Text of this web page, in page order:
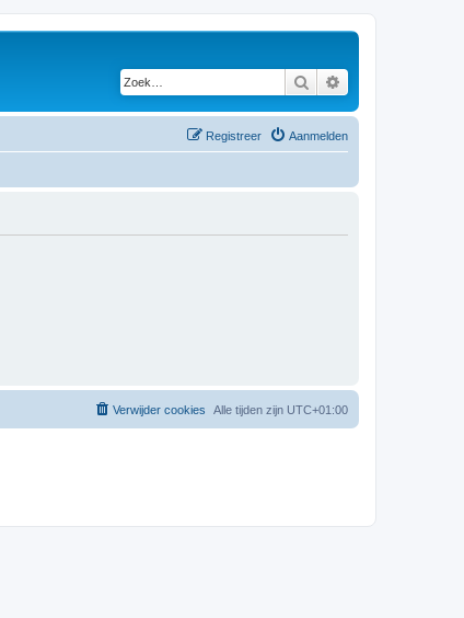
Zoek
Aanmelden
Registreer
Alle tijden zijn UTC+01:00
Verwijder cookies